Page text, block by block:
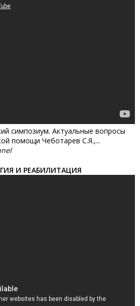
симпозиум. Актуальные вопросы
помощи Чеботарев С.Я.,...
И РЕАБИЛИТАЦИЯ